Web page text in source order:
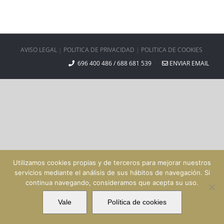
AVISO LEGAL| POLITICA DE PRIVACIDAD | POLITICA DE COOKIES
696 400 486 / 688 681 539
ENVIAR EMAIL
Utilizamos cookies propias y de terceros para mejorar nuestros
servicios mediante el análisis de sus hábitos de navegación. Si
continua navegando, consideramos que acepta su uso.
Vale Política de cookies